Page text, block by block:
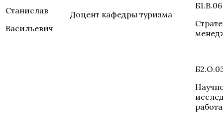
Станислав
Васильевич
Доцент кафедры туризма
Б1.В.06
работа